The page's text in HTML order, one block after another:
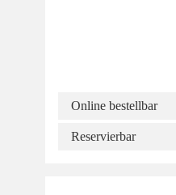
Online bestellbar
Reservierbar